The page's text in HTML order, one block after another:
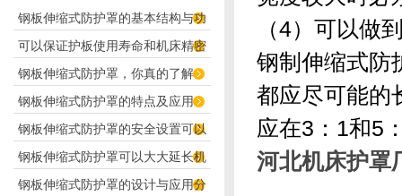
钢板伸缩式防护罩的基本结构与功
能介绍
可以保证护板使用寿命和机床精密
度的“伸缩式导轨防护罩”
钢板伸缩式防护罩，你真的了解
吗？
钢板伸缩式防护罩的特点及应用
钢板伸缩式防护罩的安全设置可以
怎么样设置？
钢板伸缩式防护罩可以大大延长机
器的使用寿命
钢板伸缩式防护罩的设计与应用分
（4）可以做
钢制伸缩式防
都应尽可能的
应在3：1和5
河北机床护罩